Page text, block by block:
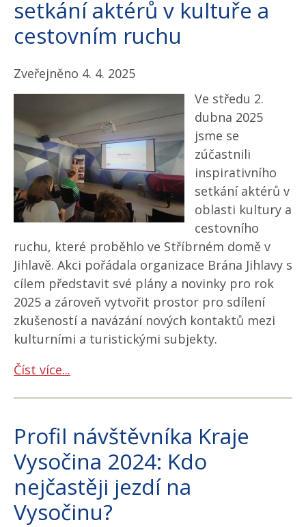
setkání aktérů v kultuře a
cestovním ruchu
Zveřejněno 4. 4. 2025
Ve středu 2.
dubna 2025
jsme se
zúčastnili
inspirativního
setkání aktérů v
oblasti kultury a
cestovního
ruchu, které proběhlo ve Stříbrném domě v
Jihlavě. Akci pořádala organizace Brána Jihlavy s
cílem představit své plány a novinky pro rok
2025 a zároveň vytvořit prostor pro sdílení
zkušeností a navázání nových kontaktů mezi
kulturními a turistickými subjekty.
Číst více...
Profil návštěvníka Kraje
Vysočina 2024: Kdo
nejčastěji jezdí na
Vysočinu?